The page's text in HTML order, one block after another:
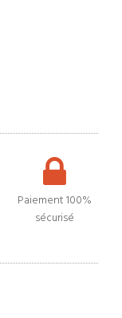
Paiement 100%
sécurisé